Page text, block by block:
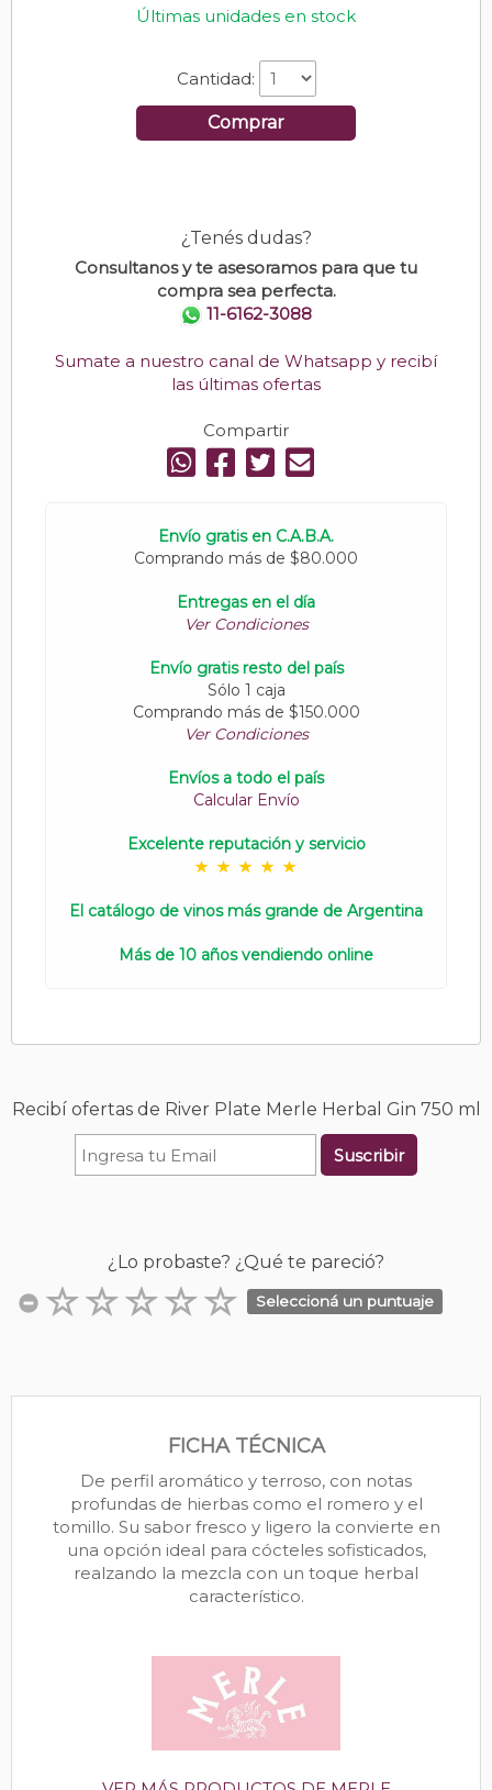
Últimas unidades en stock
Cantidad:
Comprar
¿Tenés dudas?
Consultanos y te asesoramos para que tu
compra sea perfecta.
11-6162-3088
Sumate a nuestro canal de Whatsapp y recibí
las últimas ofertas
Compartir
Envío gratis en C.A.B.A.
Comprando más de $80.000
Entregas en el día
Ver Condiciones
Envío gratis resto del país
Sólo 1 caja
Comprando más de $150.000
Ver Condiciones
Envíos a todo el país
Calcular Envío
Excelente reputación y servicio
El catálogo de vinos más grande de Argentina
Más de 10 años vendiendo online
Recibí ofertas de River Plate Merle Herbal Gin 750 ml
Suscribir
¿Lo probaste? ¿Qué te pareció?
Seleccioná un puntuaje
FICHA TÉCNICA
De perfil aromático y terroso, con notas
profundas de hierbas como el romero y el
tomillo. Su sabor fresco y ligero la convierte en
una opción ideal para cócteles sofisticados,
realzando la mezcla con un toque herbal
característico.